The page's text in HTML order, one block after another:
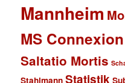
Mannheim
MS Connexion
Saltatio Mortis
Stahlmann Statistik